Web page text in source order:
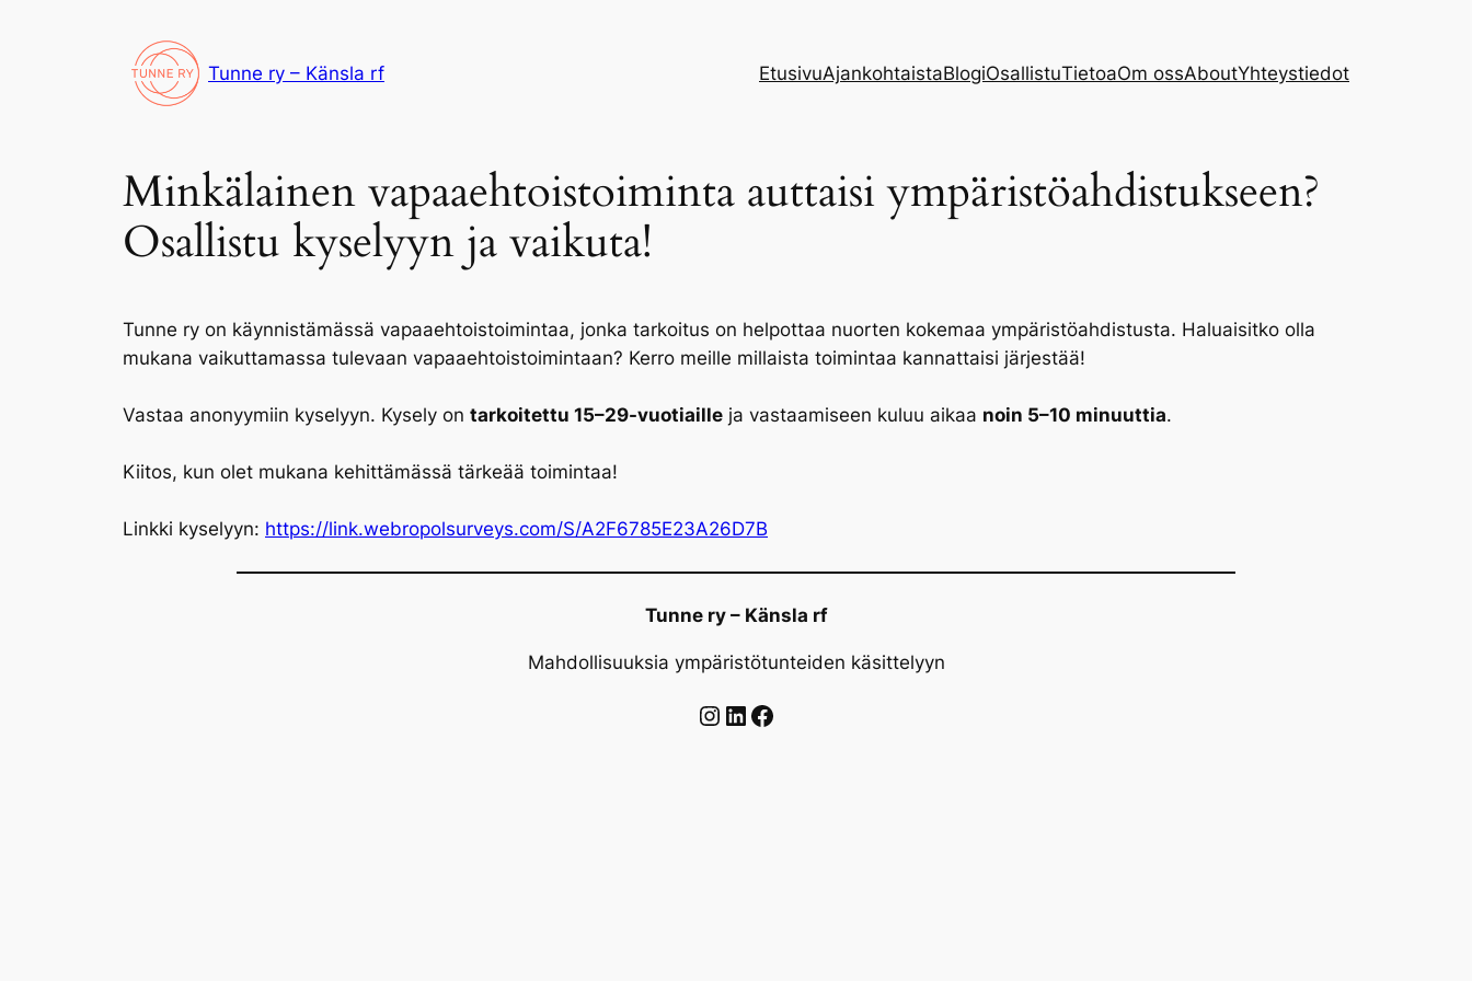
Tunne ry – Känsla rf
EtusivuAjankohtaistaBlogiOsallistuTietoaOm ossAboutYhteystiedot
Minkälainen vapaaehtoistoiminta auttaisi ympäristöahdistukseen?
Osallistu kyselyyn ja vaikuta!
Tunne ry on käynnistämässä vapaaehtoistoimintaa, jonka tarkoitus on helpottaa nuorten kokemaa ympäristöahdistusta. Haluaisitko olla
mukana vaikuttamassa tulevaan vapaaehtoistoimintaan? Kerro meille millaista toimintaa kannattaisi järjestää!
Vastaa anonyymiin kyselyyn. Kysely on tarkoitettu 15–29-vuotiaille ja vastaamiseen kuluu aikaa noin 5–10 minuuttia.
Kiitos, kun olet mukana kehittämässä tärkeää toimintaa!
Linkki kyselyyn: https://link.webropolsurveys.com/S/A2F6785E23A26D7B
Tunne ry – Känsla rf
Mahdollisuuksia ympäristötunteiden käsittelyyn
Instagram
LinkedIn
Facebook